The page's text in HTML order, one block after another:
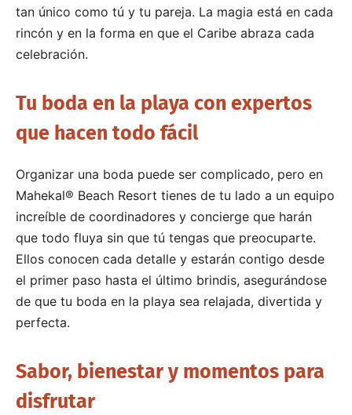
tan único como tú y tu pareja. La magia está en cada
rincón y en la forma en que el Caribe abraza cada
celebración.
Tu boda en la playa con expertos
que hacen todo fácil
Organizar una boda puede ser complicado, pero en
Mahekal® Beach Resort tienes de tu lado a un equipo
increíble de coordinadores y concierge que harán
que todo fluya sin que tú tengas que preocuparte.
Ellos conocen cada detalle y estarán contigo desde
el primer paso hasta el último brindis, asegurándose
de que tu boda en la playa sea relajada, divertida y
perfecta.
Sabor, bienestar y momentos para
disfrutar